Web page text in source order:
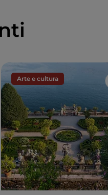
Arte e cultura